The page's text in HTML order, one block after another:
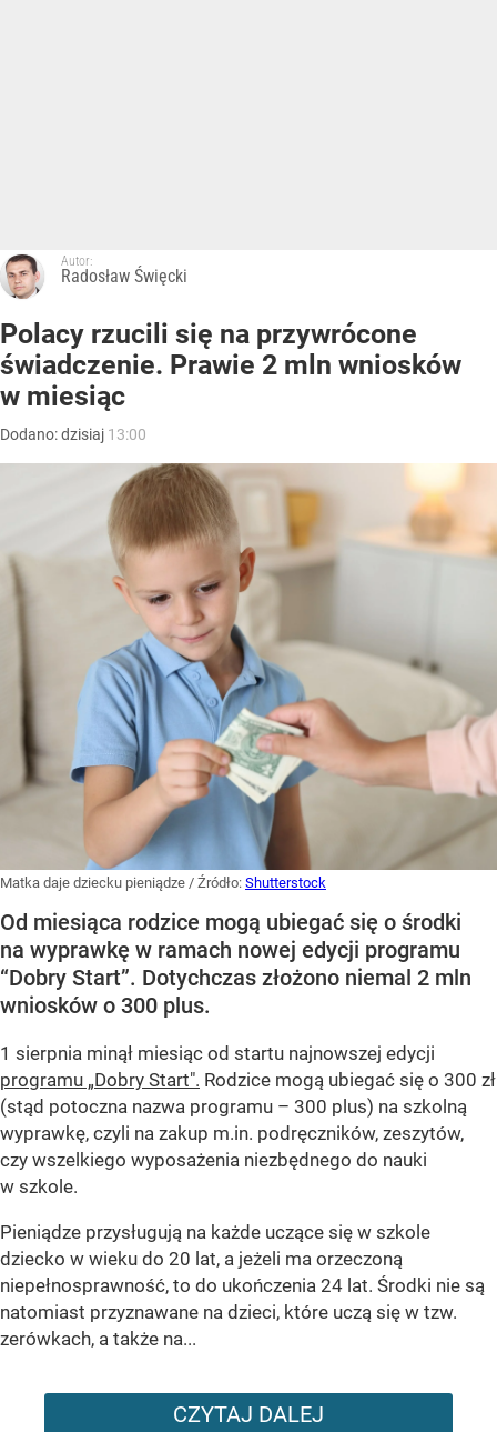
Autor:
Radosław Święcki
Polacy rzucili się na przywrócone
świadczenie. Prawie 2 mln wniosków
w miesiąc
Dodano:dzisiaj 13:00
Matka daje dziecku pieniądze / Źródło: Shutterstock
Od miesiąca rodzice mogą ubiegać się o środki
na wyprawkę w ramach nowej edycji programu
“Dobry Start”. Dotychczas złożono niemal 2 mln
wniosków o 300 plus.
1 sierpnia minął miesiąc od startu najnowszej edycji
programu „Dobry Start". Rodzice mogą ubiegać się o 300 zł
(stąd potoczna nazwa programu – 300 plus) na szkolną
wyprawkę, czyli na zakup m.in. podręczników, zeszytów,
czy wszelkiego wyposażenia niezbędnego do nauki
w szkole.
Pieniądze przysługują na każde uczące się w szkole
dziecko w wieku do 20 lat, a jeżeli ma orzeczoną
niepełnosprawność, to do ukończenia 24 lat. Środki nie są
natomiast przyznawane na dzieci, które uczą się w tzw.
zerówkach, a także na...
CZYTAJ DALEJ